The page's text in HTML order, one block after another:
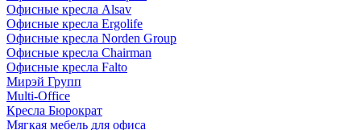
Офисные кресла Alsav
Офисные кресла Ergolife
Офисные кресла Norden Group
Офисные кресла Chairman
Офисные кресла Falto
Мирэй Групп
Multi-Office
Кресла Бюрократ
Мягкая мебель для офиса